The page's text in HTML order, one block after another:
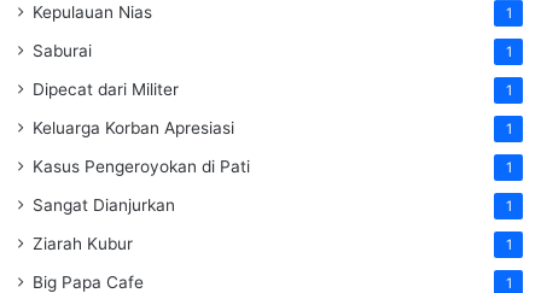
Kepulauan Nias 1
Saburai 1
Dipecat dari Militer 1
Keluarga Korban Apresiasi 1
Kasus Pengeroyokan di Pati 1
Sangat Dianjurkan 1
Ziarah Kubur 1
Big Papa Cafe 1